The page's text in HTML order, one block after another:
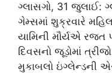
ગ્લાસગો, 31 જુલાઈ:
ગેમ્સમાં શુક્રવારે
યામિની મૌર્યએ રજત
દિવસનો જૂડોમાં
મુકાબલો ઇંગ્લેન્ડની